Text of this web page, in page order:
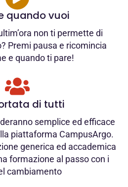
quando vuoi
non ti permette di
Premi pausa e ricomincia
e quando ti pare!
di tutti
semplice ed efficace
piattaforma CampusArgo.
generica ed accademica
formazione al passo con i
cambiamento